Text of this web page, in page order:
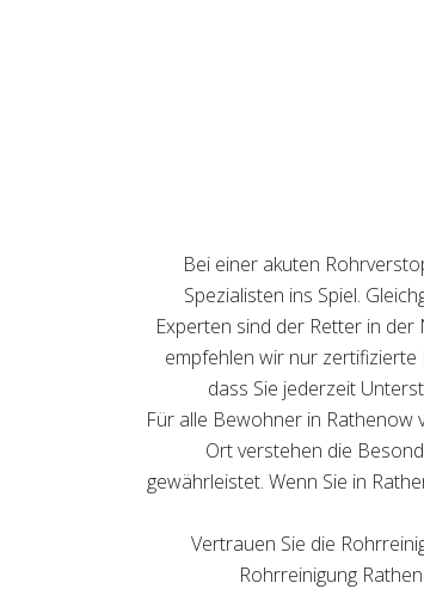
Bei einer akuten
Spezialisten ins Spiel.
Experten sind der Retter in
empfehlen wir nur zertifizierte
dass Sie jederzeit
Für alle Bewohner in
Ort verstehen die
gewährleistet. Wenn Sie in
Vertrauen Sie die
Rohrreinigung